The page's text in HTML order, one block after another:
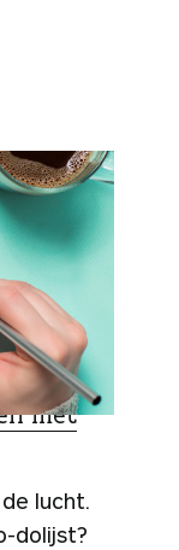
met
lucht.
dolijst?